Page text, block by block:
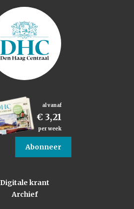
al vanaf
€ 3,21
per week
Abonneer
Digitale krant
Archief